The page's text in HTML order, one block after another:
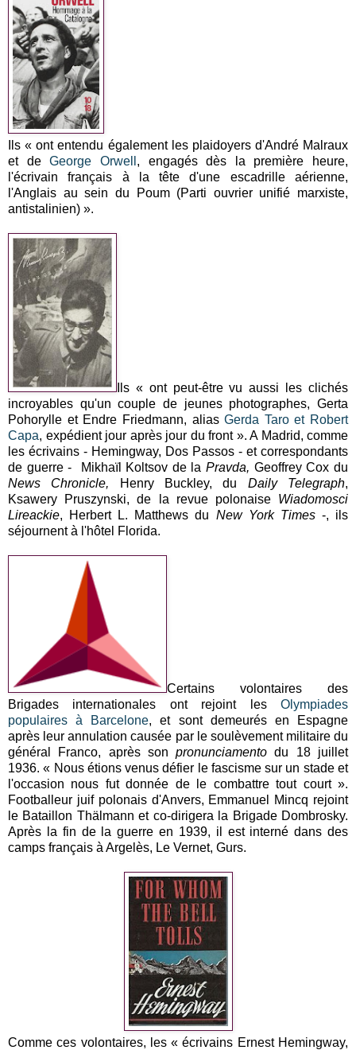
Ils « ont entendu également les plaidoyers d'André Malraux
et deGeorge Orwell , engagés dès la première heure,
l'écrivain français à la tête d'une escadrille aérienne,
l'Anglais au sein du Poum (Parti ouvrier unifié marxiste,
antistalinien) ».
Ils « ont peut-être vu aussi les clichés
incroyables qu'un couple de jeunes photographes, Gerta
Pohorylle et Endre Friedmann, aliasGerda Taro et Robert
Capa, expédient jour après jour du front ». A Madrid, comme
les écrivains - Hemingway, Dos Passos - et correspondants
de guerre - Mikhaïl Koltsov de laPravda, Geoffrey Cox du
News Chronicle,
Henry Buckley, du Daily Telegraph,
Ksawery Pruszynski, de la revue polonaise Wiadomosci
Lireackie, Herbert L. Matthews du New York Times-, ils
séjournent à l'hôtel Florida.
Certains volontaires des
Brigades internationales ont rejoint les Olympiades
populaires à Barcelone, et sont demeurés en Espagne
après leur annulation causée par le soulèvement militaire du
général Franco, après sonpronunciamentodu 18 juillet
1936. « Nous étions venus défier le fascisme sur un stade et
l'occasion nous fut donnée de le combattre tout court ».
Footballeur juif polonais d'Anvers, Emmanuel Mincq rejoint
le Bataillon Thälmann et co-dirigera la Brigade Dombrosky.
Après la fin de la guerre en 1939, il est interné dans des
camps français à Argelès, Le Vernet, Gurs.
Comme ces volontaires, les « écrivains Ernest Hemingway,